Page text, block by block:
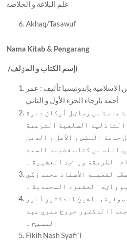
علم البلاغة و الخلاصة
Akhaq/Tasawuf
Nama Kitab & Pengarang
/ إسم الکتاب و المٶلف)
بإندونيسيا تأليف : عمر
أحمد بارجاء الجزء الأول و الثاني
هامة من رساٸل أرکان دعوة
السلفية الشرعية
خدمة النفس و الأهل و الدين
الله من کتاب فضيلة السيد
الطريقة وراٸد العشيرة ۔
لفضيلة الأستاذ محمد زکي
راٸد العشيرة المحمدية ۔
, الشيخ الدکتور أنور
: الدکتور جورج متري عبد
المسيح ۔
Fikih Nash Syafi`i